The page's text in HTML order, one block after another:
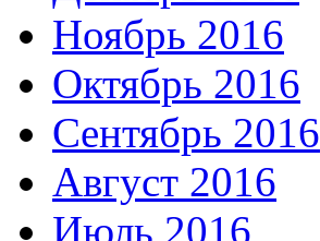
Ноябрь 2016
Октябрь 2016
Сентябрь 2016
Август 2016
Июль 2016